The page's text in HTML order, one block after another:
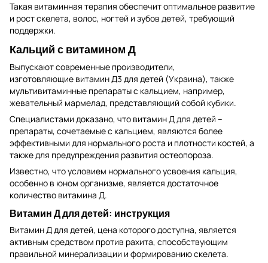
Такая витаминная терапия обеспечит оптимальное развитие
и рост скелета, волос, ногтей и зубов детей, требующий
поддержки.
Кальций с витамином Д
Выпускают современные производители,
изготовляющие витамин Д3 для детей (Украина), также
мультивитаминные препараты с кальцием, например,
жевательный мармелад, представляющий собой кубики.
Специалистами доказано, что витамин Д для детей –
препараты, сочетаемые с кальцием, являются более
эффективными для нормального роста и плотности костей, а
также для предупреждения развития остеопороза.
Известно, что условием нормального усвоения кальция,
особенно в юном организме, является достаточное
количество витамина Д.
Витамин Д для детей: инструкция
Витамин Д для детей, цена которого доступна, является
активным средством против рахита, способствующим
правильной минерализации и формированию скелета.